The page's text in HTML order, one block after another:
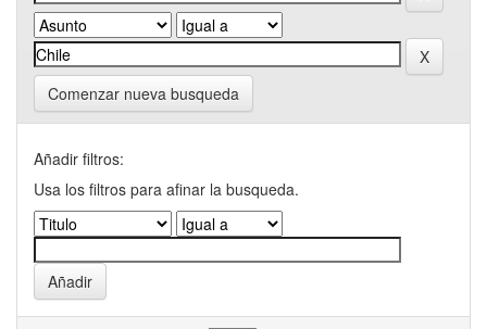
Comenzar nueva busqueda
Añadir filtros:
Usa los filtros para afinar la busqueda.